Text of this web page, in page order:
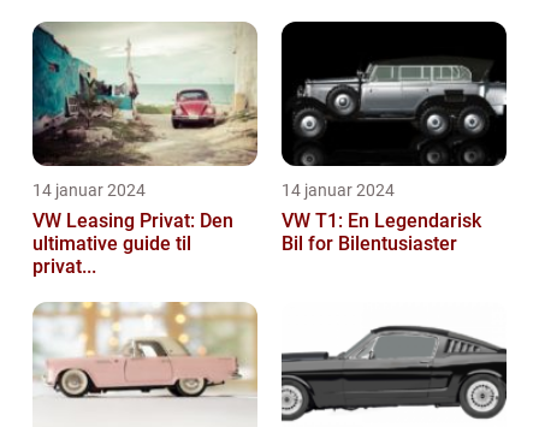
14 januar 2024
VW Leasing Privat: Den
ultimative guide til
privat...
14 januar 2024
VW T1: En Legendarisk
Bil for Bilentusiaster